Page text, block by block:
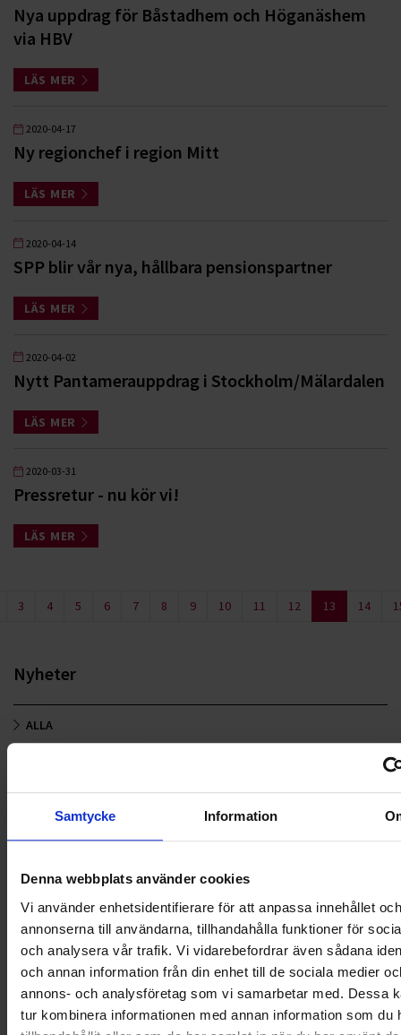
Samtycke Information
Denna webbplats använder cookies
Vi använder enhetsidentifierare för att anpassa innehållet och
annonserna till användarna, tillhandahålla funktioner för
och analysera vår trafik. Vi vidarebefordrar även sådana
och annan information från din enhet till de sociala medier
annons- och analysföretag som vi samarbetar med. Dessa
tur kombinera informationen med annan information som du
Nya uppdrag för Båstadhem och Höganäshem
via HBV
LÄS MER
2020-04-17
Ny regionchef i region Mitt
LÄS MER
2020-04-14
SPP blir vår nya, hållbara pensionspartner
LÄS MER
2020-04-02
Nytt Pantamerauppdrag i Stockholm/Mälardalen
LÄS MER
2020-03-31
Pressretur - nu kör vi!
LÄS MER
3 4 5 6 7 8 9 10 11 12 13 14
Nyheter
ALLA
NYA UPPDRAG
OHLSSONS REGION MITT
OHLSSONS REGION SYD
OHLSSONS REGION VÄST
OHLSSONSKOLLEGOR